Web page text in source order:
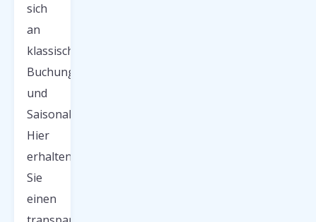
sich
an
klassischen
Buchungsmustern
und
Saisonalität.
Hier
erhalten
Sie
einen